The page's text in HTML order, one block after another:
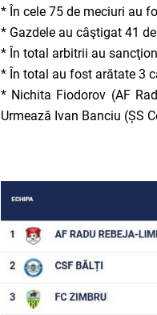
* În cele 75 de meciuri au
* Gazdele au câştigat 41
* În total arbitrii au
* În total au fost arătate 3
* Nichita Fiodorov (AF
Urmează Ivan Banciu (ȘS